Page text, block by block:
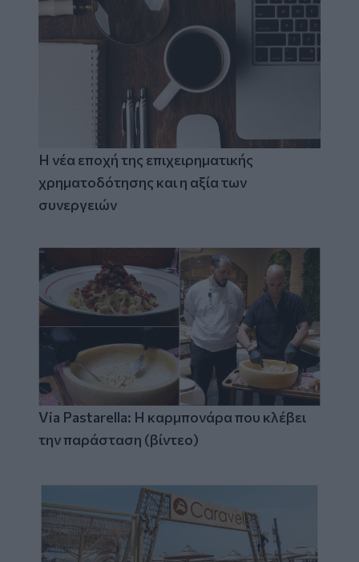
Η νέα εποχή της επιχειρηματικής
χρηματοδότησης και η αξία των
συνεργειών
Via Pastarella: Η καρμπονάρα που κλέβει
την παράσταση (βίντεο)